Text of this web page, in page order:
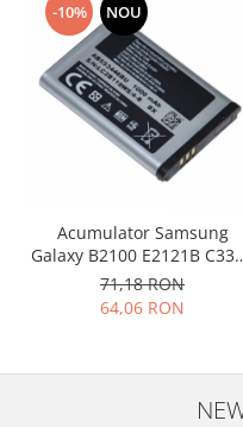
Rama mijloc telefon
Allview
Allview
Huawei
Vodafone
Xiaomi
Touchscreen
ALCATEL
-10% NOU
Acumulator Samsung
Galaxy B2100 E2121B
E2120 M110 P900
AB553446BU SWAP
71,18 RON
64,06 RON